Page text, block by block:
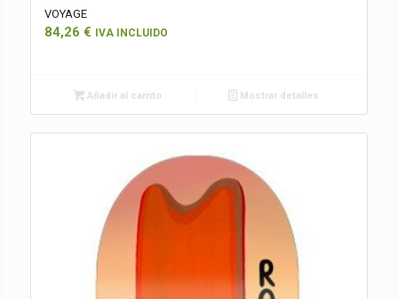
VOYAGE
84,26 € IVA INCLUIDO
Añadir al carrito Mostrar detalles